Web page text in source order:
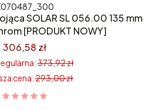
SOLAR SL 056.00 135 mm
[PRODUKT NOWY]
306,58 zł
373,92 zł
cena:293,00 zł